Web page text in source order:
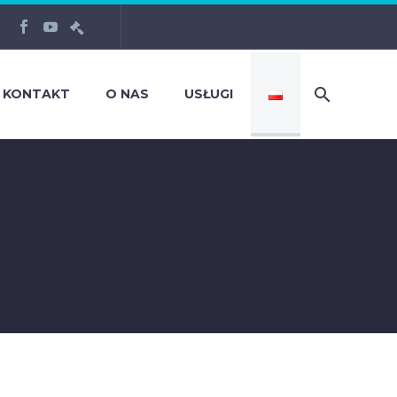
KONTAKT O NAS USŁUGI